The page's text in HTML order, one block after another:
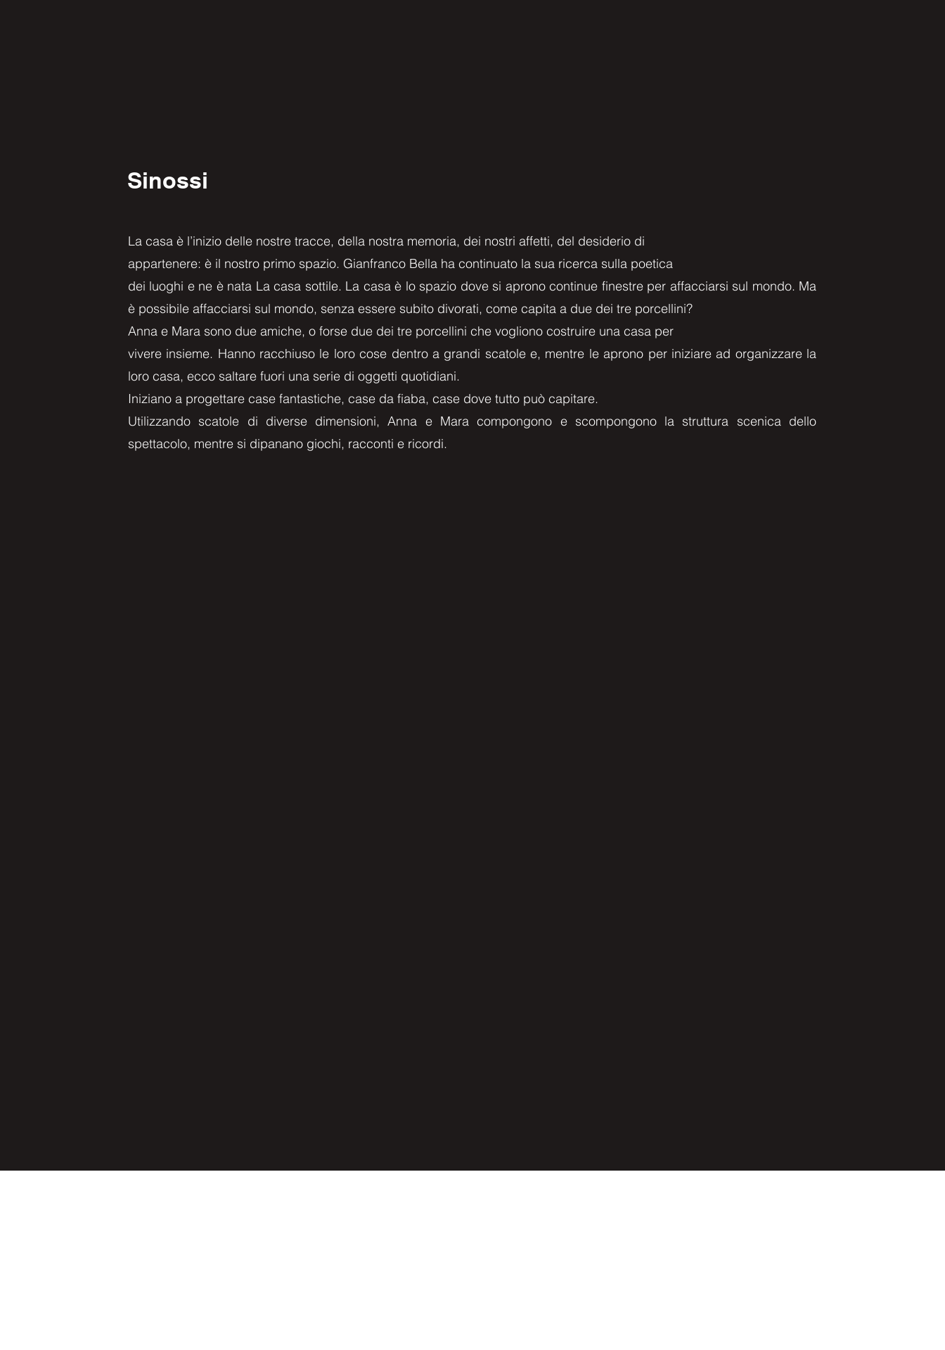
Sinossi
La casa è l’inizio delle nostre tracce, della nostra memoria, dei nostri affetti, del desiderio di
appartenere: è il nostro primo spazio. Gianfranco Bella ha continuato la sua ricerca sulla poetica
dei luoghi e ne è nata La casa sottile. La casa è lo spazio dove si aprono continue finestre per affacciarsi sul mondo. Ma
è possibile affacciarsi sul mondo, senza essere subito divorati, come capita a due dei tre porcellini?
Anna e Mara sono due amiche, o forse due dei tre porcellini che vogliono costruire una casa per
vivere insieme. Hanno racchiuso le loro cose dentro a grandi scatole e, mentre le aprono per iniziare ad organizzare la
loro casa, ecco saltare fuori una serie di oggetti quotidiani.
Iniziano a progettare case fantastiche, case da fiaba, case dove tutto può capitare.
Utilizzando scatole di diverse dimensioni, Anna e Mara compongono e scompongono la struttura scenica dello
spettacolo, mentre si dipanano giochi, racconti e ricordi.